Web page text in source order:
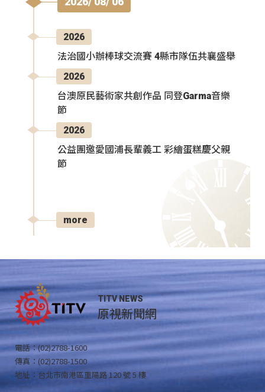
2026
法治國小辦棒球交流賽 4縣市隊伍共襄盛舉
2026
台澳原民藝術家共創作品 同登Garma音樂
節
2026
公益團邀愛國浦長輩義工 彩繪蛋糕慶父親
節
more
TITV NEWS
原視新聞網
電話：(02)2788-1600
傳真：(02)2788-1500
地址：台北市南港區重陽路 120 號 5 樓